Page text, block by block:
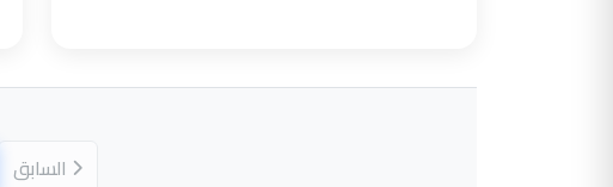
السابق